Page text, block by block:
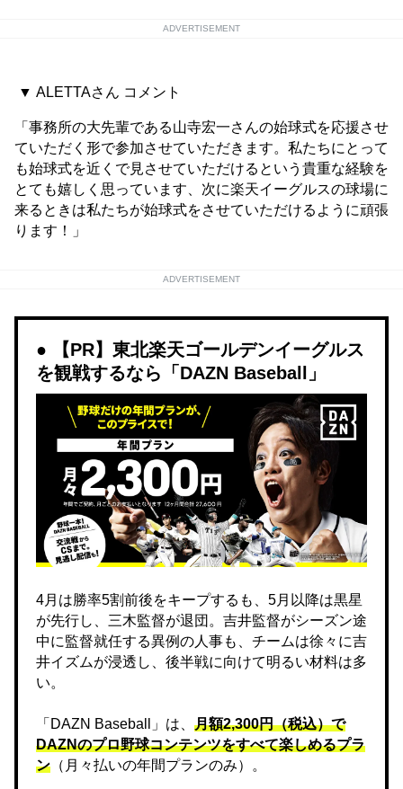
ADVERTISEMENT
▼ ALETTAさん コメント
「事務所の大先輩である山寺宏一さんの始球式を応援させ
ていただく形で参加させていただきます。私たちにとって
も始球式を近くで見させていただけるという貴重な経験を
とても嬉しく思っています、次に楽天イーグルスの球場に
来るときは私たちが始球式をさせていただけるように頑張
ります！」
ADVERTISEMENT
【PR】東北楽天ゴールデンイーグルス
を観戦するなら「DAZN Baseball」
4月は勝率5割前後をキープするも、5月以降は黒星
が先行し、三木監督が退団。吉井監督がシーズン途
中に監督就任する異例の人事も、チームは徐々に吉
井イズムが浸透し、後半戦に向けて明るい材料は多
い。
「DAZN Baseball」は、 月額2,300円（税込）で
DAZNのプロ野球コンテンツをすべて楽しめるプラ
ン （月々払いの年間プランのみ）。